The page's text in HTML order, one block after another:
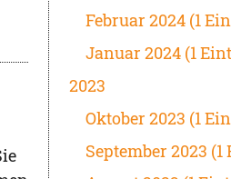
Februar 2024 (1
Januar 2024 (1
2023
Oktober 2023 (1
September 2023